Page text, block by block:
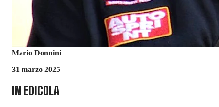
Mario Donnini
31 marzo 2025
IN EDICOLA